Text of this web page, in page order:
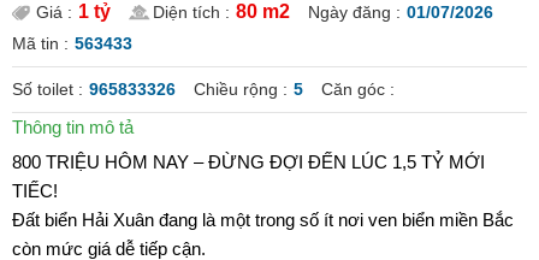
Giá : 1 tỷ Diện tích : 80 m2 Ngày đăng : 01/07/2026
Mã tin : 563433
Số toilet : 965833326 Chiều rộng : 5 Căn góc :
Thông tin mô tả
800 TRIỆU HÔM NAY – ĐỪNG ĐỢI ĐẾN LÚC 1,5 TỶ MỚI
TIẾC!
Đất biển Hải Xuân đang là một trong số ít nơi ven biển miền Bắc
còn mức giá dễ tiếp cận.